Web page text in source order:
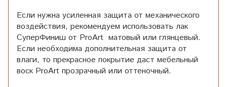
Если нужна усиленная защита от механического
воздействия, рекомендуем использовать лак
СуперФиниш от ProArt матовый или глянцевый.
Если необходима дополнительная защита от
влаги, то прекрасное покрытие даст мебельный
воск ProArt прозрачный или оттеночный.